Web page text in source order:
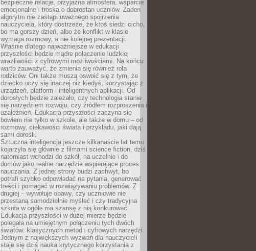
bezpieczne relacje, przyjazna atmosfera, wsparcie
emocjonalne i troska o dobrostan uczniów. Żaden
algorytm nie zastąpi uważnego spojrzenia
nauczyciela, który dostrzeże, że ktoś siedzi cicho,
bo ma gorszy dzień, albo że konflikt w klasie
wymaga rozmowy, a nie kolejnej prezentacji.
Właśnie dlatego najważniejsze w edukacji
przyszłości będzie mądre połączenie ludzkiej
wrażliwości z cyfrowymi możliwościami. Na końcu
warto zauważyć, że zmienia się również rola
rodziców. Oni także muszą oswoić się z tym, że
dziecko uczy się inaczej niż kiedyś, korzystając z
urządzeń, platform i inteligentnych aplikacji. Od
dorosłych będzie zależało, czy technologia stanie
się narzędziem rozwoju, czy źródłem rozproszenia i
uzależnień. Edukacja przyszłości zaczyna się
bowiem nie tylko w szkole, ale także w domu – od
rozmowy, ciekawości świata i przykładu, jaki dają
sami dorośli.
Sztuczna inteligencja jeszcze kilkanaście lat temu
kojarzyła się głównie z filmami science fiction, dziś
natomiast wchodzi do szkół, na uczelnie i do
domów jako realne narzędzie wspierające proces
nauczania. Z jednej strony budzi zachwyt, bo
potrafi szybko odpowiadać na pytania, generować
treści i pomagać w rozwiązywaniu problemów. Z
drugiej – wywołuje obawy, czy uczniowie nie
przestaną samodzielnie myśleć i czy tradycyjna
szkoła w ogóle ma szansę z nią konkurować.
Edukacja przyszłości w dużej mierze będzie
polegała na umiejętnym połączeniu tych dwóch
światów: klasycznych metod i cyfrowych narzędzi.
Jednym z największych wyzwań dla nauczycieli
staje się dziś nauka krytycznego korzystania z